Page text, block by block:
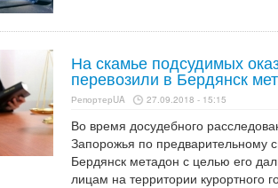
На скамье подсудимых
перевозили в Бердянск
РепортерUA 27.09.2018 - 15:15
Во время досудебного
Запорожья по предварительному
Бердянск метадон с целью его
лицам на территории курортного